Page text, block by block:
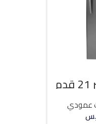
فريزر عمودي فيشر 21 قدم
عمودي